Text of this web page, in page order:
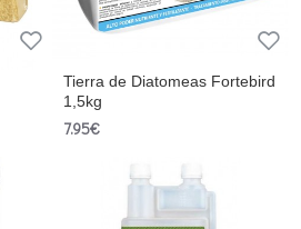
Tierra de Diatomeas Fortebird
1,5kg
7.95€